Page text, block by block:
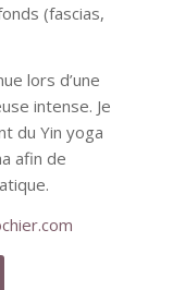
(fascias,
lors d’une
intense. Je
du Yin yoga
afin de